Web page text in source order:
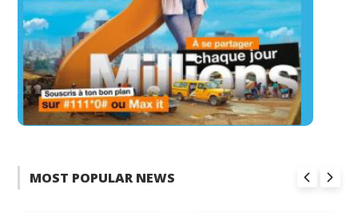
MOST POPULAR NEWS